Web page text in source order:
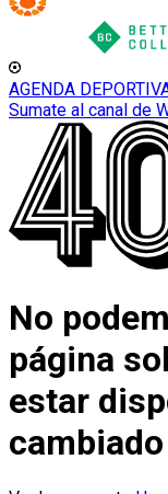
AGENDA
Sumate al canal de
No
página
estar